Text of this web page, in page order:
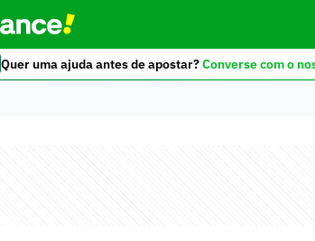
Quer uma ajuda antes de apostar?Converse com o